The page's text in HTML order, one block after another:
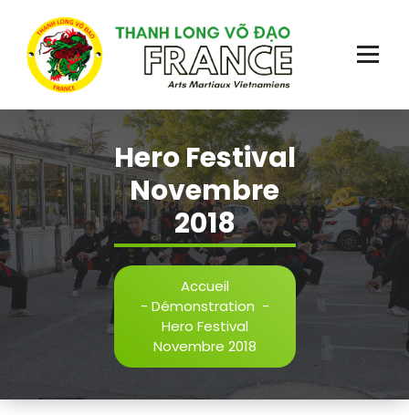
contenu
Hero Festival
Novembre
2018
Accueil
- Démonstration -
Hero Festival
Novembre 2018